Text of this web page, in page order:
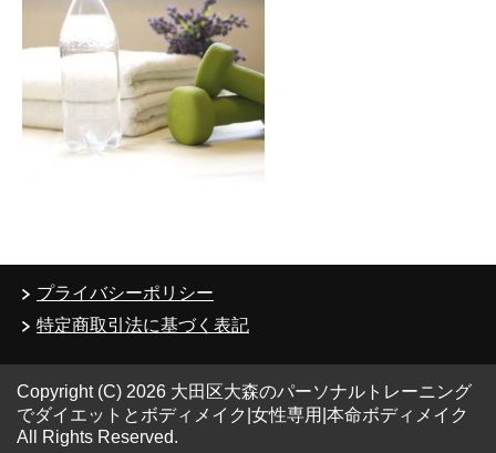
プライバシーポリシー
特定商取引法に基づく表記
Copyright (C) 2026 大田区大森のパーソナルトレーニング
でダイエットとボディメイク|女性専用|本命ボディメイク
All Rights Reserved.